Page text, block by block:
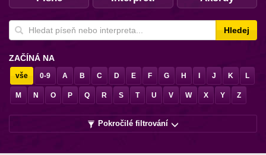
Hledej
ZAČÍNÁ NA
vše 0-9 A B C D E F G H J K L
M N O P Q R S T U V W X Y Z
Pokročilé filtrování